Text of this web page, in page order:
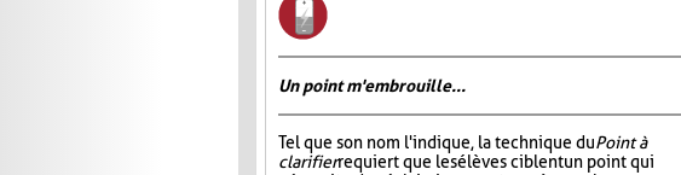
Un point m'embrouille...
Tel que son nom l'indique, la technique duPoint à
clarifierrequiert que les élèves ciblent un point qui